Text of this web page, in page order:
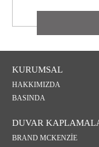
KURUMSAL
HAKKIMIZDA
BASINDA
DUVAR
BRAND MCKENZİE